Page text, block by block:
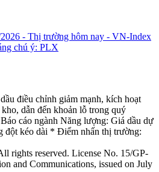
- Thị trường hôm nay - VN-Index
chú ý: PLX
điều chỉnh giảm mạnh, kích hoạt
dẫn đến khoản lỗ trong quý
cáo ngành Năng lượng: Giá dầu dự
đột kéo dài * Điểm nhấn thị trường:
rights reserved. License No. 15/GP-
and Communications, issued on July